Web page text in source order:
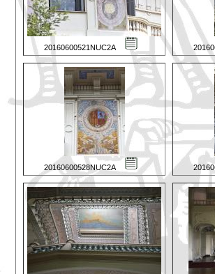
20160600521NUC2A
20160600528NUC2A